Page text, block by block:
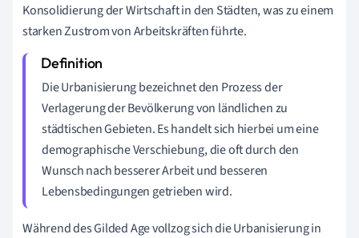
Konsolidierung der Wirtschaft in den Städten, was zu einem
starken Zustrom von Arbeitskräften führte.
Die Urbanisierung bezeichnet den Prozess der
Verlagerung der Bevölkerung von ländlichen zu
städtischen Gebieten. Es handelt sich hierbei um eine
demographische Verschiebung, die oft durch den
Wunsch nach besserer Arbeit und besseren
Lebensbedingungen getrieben wird.
Während des Gilded Age vollzog sich die Urbanisierung in